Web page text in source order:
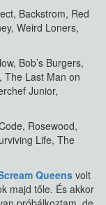
Backstrom, Red
Weird Loners,
Bob’s Burgers,
The Last Man on
Junior,
Rosewood,
Life, The
Queens volt
majd tőle. És akkor